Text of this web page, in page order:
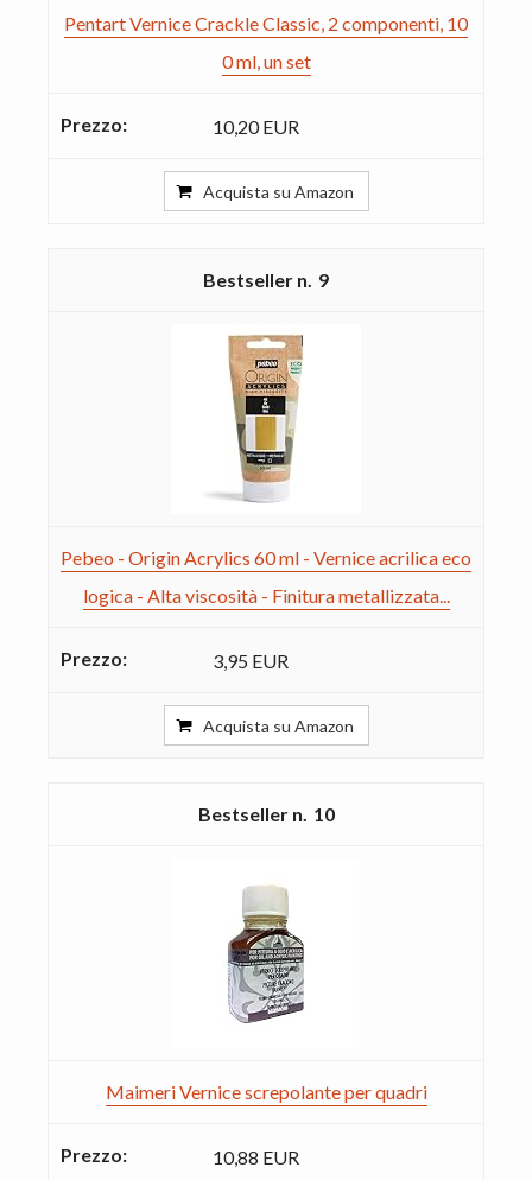
Pentart Vernice Crackle Classic, 2 componenti, 10
0 ml, un set
10,20 EUR
Acquista su Amazon
9
Pebeo - Origin Acrylics 60 ml - Vernice acrilica eco
logica - Alta viscosità - Finitura metallizzata...
3,95 EUR
Acquista su Amazon
10
Maimeri Vernice screpolante per quadri
10,88 EUR